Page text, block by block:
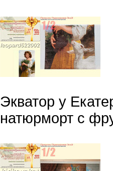
Экватор у
натюрморт с